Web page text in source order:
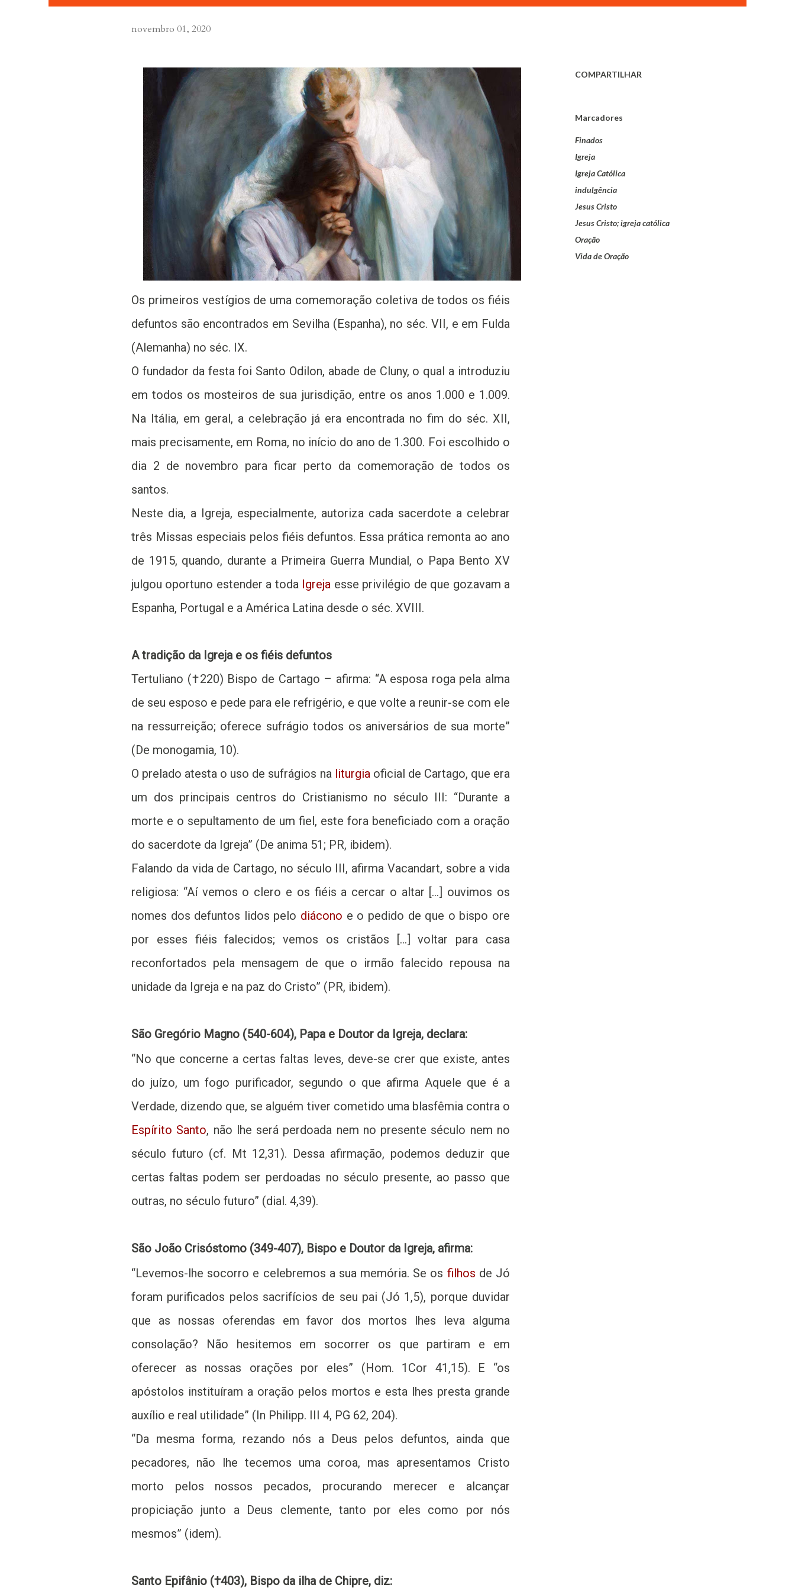
novembro 01, 2020
Os primeiros vestígios de uma comemoração coletiva de todos os fiéis
defuntos são encontrados em Sevilha (Espanha), no séc. VII, e em Fulda
(Alemanha) no séc. IX.
O fundador da festa foi Santo Odilon, abade de Cluny, o qual a introduziu
em todos os mosteiros de sua jurisdição, entre os anos 1.000 e 1.009.
Na Itália, em geral, a celebração já era encontrada no fim do séc. XII,
mais precisamente, em Roma, no início do ano de 1.300. Foi escolhido o
dia 2 de novembro para ficar perto da comemoração de todos os
santos.
Neste dia, a Igreja, especialmente, autoriza cada sacerdote a celebrar
três Missas especiais pelos fiéis defuntos. Essa prática remonta ao ano
de 1915, quando, durante a Primeira Guerra Mundial, o Papa Bento XV
julgou oportuno estender a toda Igreja esse privilégio de que gozavam a
Espanha, Portugal e a América Latina desde o séc. XVIII.
A tradição da Igreja e os fiéis defuntos
Tertuliano (†220) Bispo de Cartago – afirma: “A esposa roga pela alma
de seu esposo e pede para ele refrigério, e que volte a reunir-se com ele
na ressurreição; oferece sufrágio todos os aniversários de sua morte”
(De monogamia, 10).
O prelado atesta o uso de sufrágios na liturgia oficial de Cartago, que era
um dos principais centros do Cristianismo no século III: “Durante a
morte e o sepultamento de um fiel, este fora beneficiado com a oração
do sacerdote da Igreja” (De anima 51; PR, ibidem).
Falando da vida de Cartago, no século III, afirma Vacandart, sobre a vida
religiosa: “Aí vemos o clero e os fiéis a cercar o altar […] ouvimos os
nomes dos defuntos lidos pelo diácono e o pedido de que o bispo ore
por esses fiéis falecidos; vemos os cristãos […] voltar para casa
reconfortados pela mensagem de que o irmão falecido repousa na
unidade da Igreja e na paz do Cristo” (PR, ibidem).
São Gregório Magno (540-604), Papa e Doutor da Igreja, declara:
“No que concerne a certas faltas leves, deve-se crer que existe, antes
do juízo, um fogo purificador, segundo o que afirma Aquele que é a
Verdade, dizendo que, se alguém tiver cometido uma blasfêmia contra o
Espírito Santo, não lhe será perdoada nem no presente século nem no
século futuro (cf. Mt 12,31). Dessa afirmação, podemos deduzir que
certas faltas podem ser perdoadas no século presente, ao passo que
outras, no século futuro” (dial. 4,39).
São João Crisóstomo (349-407), Bispo e Doutor da Igreja, afirma:
“Levemos-lhe socorro e celebremos a sua memória. Se os filhos de Jó
foram purificados pelos sacrifícios de seu pai (Jó 1,5), porque duvidar
que as nossas oferendas em favor dos mortos lhes leva alguma
consolação? Não hesitemos em socorrer os que partiram e em
oferecer as nossas orações por eles” (Hom. 1Cor 41,15). E “os
apóstolos instituíram a oração pelos mortos e esta lhes presta grande
auxílio e real utilidade” (In Philipp. III 4, PG 62, 204).
“Da mesma forma, rezando nós a Deus pelos defuntos, ainda que
pecadores, não lhe tecemos uma coroa, mas apresentamos Cristo
morto pelos nossos pecados, procurando merecer e alcançar
propiciação junto a Deus clemente, tanto por eles como por nós
mesmos” (idem).
Santo Epifânio (†403), Bispo da ilha de Chipre, diz:
COMPARTILHAR
Marcadores
Finados
Igreja
Igreja Católica
indulgência
Jesus Cristo
Jesus Cristo; igreja católica
Oração
Vida de Oração